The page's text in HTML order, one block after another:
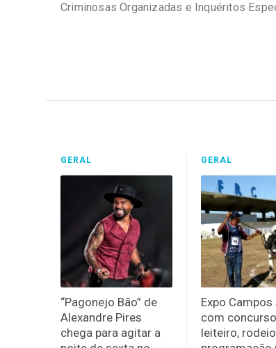
Criminosas Organizadas e Inquéritos
GERAL
“Pagonejo Bão” de
Alexandre Pires
chega para agitar a
GERAL
Expo Campos
com concurso
leiteiro,